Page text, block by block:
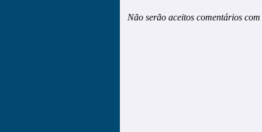
Não serão aceitos comentários